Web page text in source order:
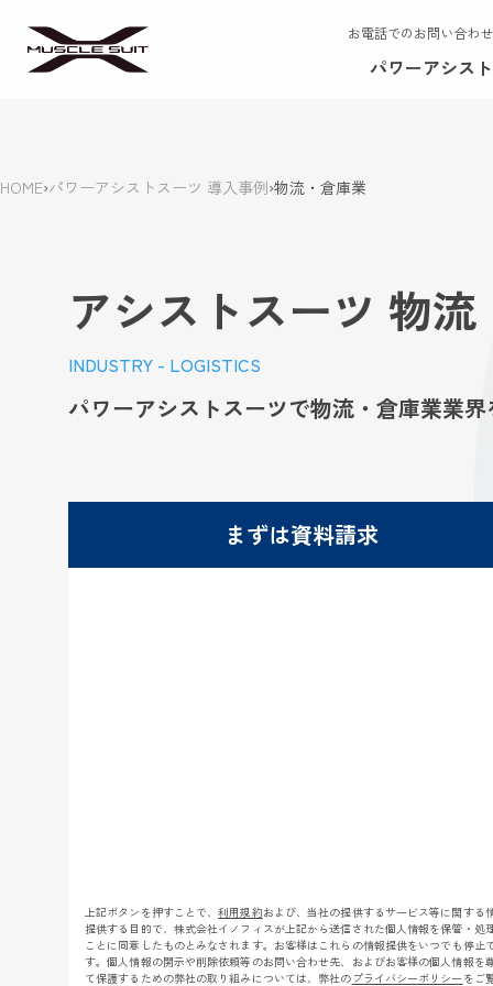
お電話でのお問い合わせ
パワーアシス
HOME›パワーアシストスーツ 導入事例›物流・倉庫業
アシストスーツ 物
INDUSTRY - LOGISTICS
パワーアシストスーツで物流・倉庫業業
まずは資料請求
上記ボタンを押すことで、利用規約および、当社の提供するサービス等に関する
提供する目的で、株式会社イノフィスが上記から送信された個人情報を保管・処
ことに同意したものとみなされます。お客様はこれらの情報提供をいつでも停止
す。個人情報の開示や削除依頼等のお問い合わせ先、およびお客様の個人情報を
て保護するための弊社の取り組みについては、弊社の プライバシーポリシー をご